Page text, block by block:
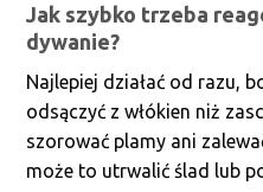
Jak szybko trzeba
dywanie?
Najlepiej działać od razu,
odsączyć z włókien niż
szorować plamy ani
może to utrwalić ślad lub